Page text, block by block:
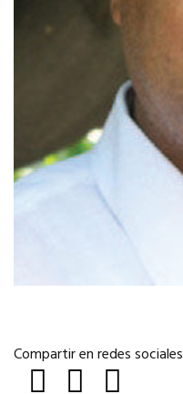
Compartir en redes sociales